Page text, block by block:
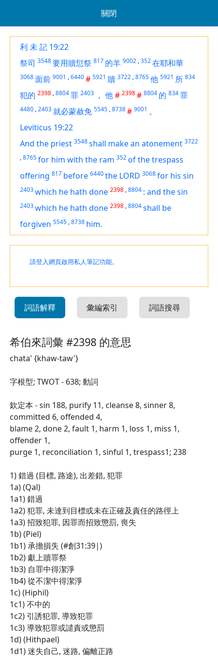
關閉
利 未 記 19:22
祭司 3548要用贖愆祭 817 的羊 9002 ,352在耶和華
3068面前 9001 ,6440# 5921 贖 3722 ,8765他 5921 所 834
犯的 2398 ,8804罪 2403 ， 他# 2398# 8804 的 834罪
4480 ,2403就必蒙赦免 5545 ,8738# 9001 。
Leviticus 19:22
And the priest 3548shall make an atonement 3722
,8765for him with the ram 352of the trespass
offering 817 before 6440the LORD 3068for his sin
2403which he hath done 2398 ,8804 : and the sin
2403which he hath done 2398 ,8804shall be
forgiven 5545 ,8738 him.
請登入網頁啟用私人筆記功能。
詞語解釋 彙編索引 詞語搜尋
希伯來詞彙 #2398 的意思
chata' {khaw-taw'}
字根型; TWOT - 638; 動詞
欽定本 - sin 188, purify 11, cleanse 8, sinner 8,
committed 6, offended 4,
blame 2, done 2, fault 1, harm 1, loss 1, miss 1,
offender 1,
purge 1, reconciliation 1, sinful 1, trespass1; 238
1) 錯過 (目標, 路途), 出差錯, 犯罪
1a) (Qal)
1a1) 錯過
1a2) 犯罪, 未達到目標或未在正確及責任的路徑上
1a3) 招致犯罪, 因罪而招致懲罰, 喪失
1b) (Piel)
1b1) 承擔損失 (#創31:39|)
1b2) 獻上贖罪祭
1b3) 自罪中得潔淨
1b4) 從不潔中得潔淨
1c) (Hiphil)
1c1) 不中的
1c2) 引誘犯罪, 導致犯罪
1c3) 導致犯罪或譴責或懲罰
1d) (Hithpael)
1d1) 迷失自己, 迷路, 偏離正路